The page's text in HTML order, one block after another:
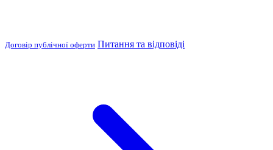
Договір публічної оферти Питання та відповіді